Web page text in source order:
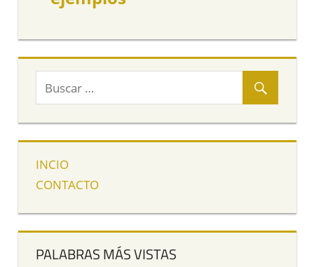
INCIO
CONTACTO
PALABRAS MÁS VISTAS